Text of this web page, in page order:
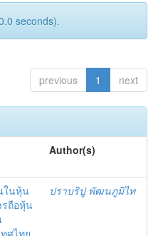
seconds).
previous 1 next
Author(s)
ในหุ้น
รถือหุ้น
ศไทย
ปราบริปู พัฒนภูมิไท